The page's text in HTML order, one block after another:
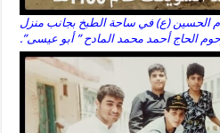
الحسين (ع) في ساحة الطبخ بجانب منزل
الحاج أحمد محمد المادح ” أبو عيسى”.